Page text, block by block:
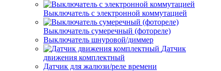
Выключатель с электронной коммутацией
Выключатель сумеречный (фотореле)
Выключатель шнуровой/диммер
Датчик
движения комплектный
Датчик для жалюзи/реле времени